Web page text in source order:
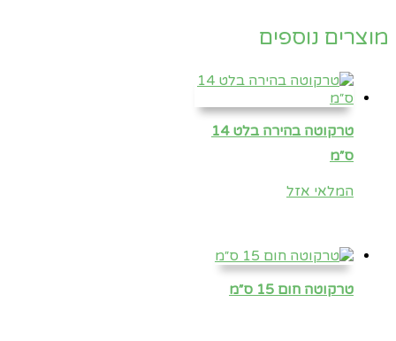
מוצרים נוספים
טרקוטה בהירה בלט 14
ס״מ
המלאי אזל
טרקוטה חום 15 ס״מ